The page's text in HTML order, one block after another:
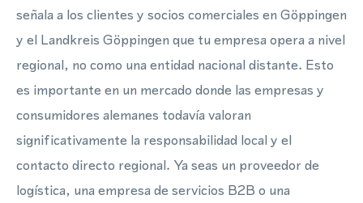
señala a los clientes y socios comerciales en Göppingen
y el Landkreis Göppingen que tu empresa opera a nivel
regional, no como una entidad nacional distante. Esto
es importante en un mercado donde las empresas y
consumidores alemanes todavía valoran
significativamente la responsabilidad local y el
contacto directo regional. Ya seas un proveedor de
logística, una empresa de servicios B2B o una